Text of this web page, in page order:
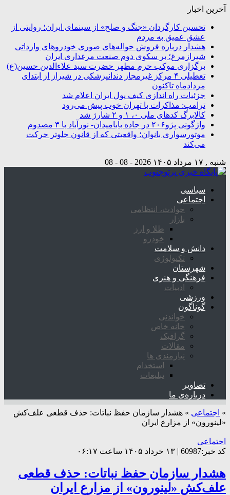
آخرین اخبار
تحسین کارگردان «جنگ و صلح» از سینمای ایران؛ روایتی از
عشق عمیق به مردم
هشدار درباره فروش حواله‌های صوری خودروهای وارداتی
شیرازمرغ؛ بر سکوی دوم صنعت مرغداری ایران
برگزاری موکب حرم مطهر حضرت سید علاءالدین حسین(ع)
تعطیلی ۴ مرکز غیرمجاز دندانپزشکی در شیراز از ابتدای
مردادماه تاکنون
جزئیات راه اندازی کیف پول ایران اعلام شد
ترامپ: مذاکرات با تهران خوب پیش می‌رود
کالابرگ کدهای ملی ۰، ۱ و ۲ شارژ شد
واژگونی پژو۲۰۶ در جاده بابامیدان- نورآباد با ۳ مصدوم
موتورسواری بانوان؛ واقعیتی که از قانون جلوتر حرکت
می‌کند
شنبه , ۱۷ مرداد ۱۴۰۵ 2026 - 08 - 08
سیاسی
اجتماعی
حوادث، انتظامی
بازار
طلا و ارز
خودرو
دانش و سلامت
تکنولوژی
شهرستان
فرهنگی و هنری
ادبیات
ورزشی
گوناگون
خواندنی
خانه خاص
گرافیک
مقالات
نیازمندی ها
استخدام
تبلیغات
تصاویر
درباره‌ی ما
» اجتماعی » هشدار سازمان حفظ نباتات: حذف قطعی علف‌کش
«لینورون» از مزارع ایران
اجتماعی
کد خبر:60987 | ۱۳ خرداد ۱۴۰۵ ساعت ۰۶:۱۷
هشدار سازمان حفظ نباتات: حذف قطعی
علف‌کش «لینورون» از مزارع ایران